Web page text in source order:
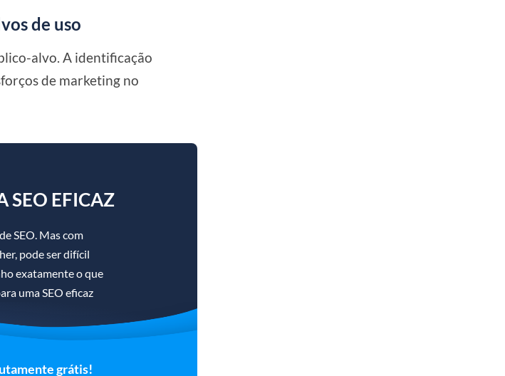
de uso
alvo. A identificação
de marketing no
SEO EFICAZ
SEO. Mas com
pode ser difícil
exatamente o que
uma SEO eficaz
grátis!